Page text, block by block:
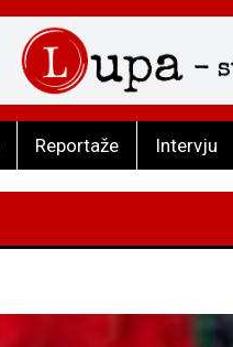
Reportaže Intervju